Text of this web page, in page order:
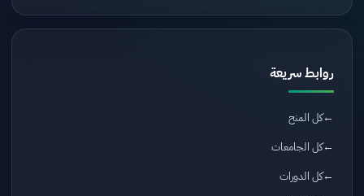
روابط سريعة
كل المنح
كل الجامعات
كل الدورات